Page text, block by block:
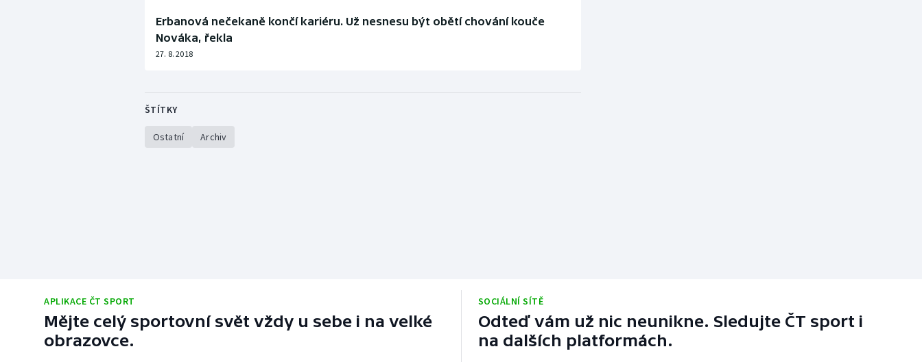
Erbanová nečekaně končí kariéru. Už nesnesu být obětí chování kouče
Nováka, řekla
27. 8. 2018
ŠTÍTKY
Ostatní Archiv
APLIKACE ČT SPORT
Mějte celý sportovní svět vždy u sebe i na velké
obrazovce.
SOCIÁLNÍ SÍTĚ
Odteď vám už nic neunikne. Sledujte ČT sport i
na dalších platformách.